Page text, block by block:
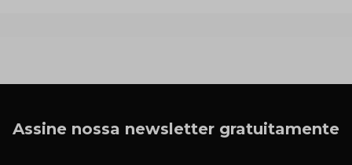
Assine nossa newsletter gratuitamente